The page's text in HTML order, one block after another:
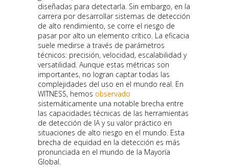
diseñadas para detectarla. Sin embargo, en la
carrera por desarrollar sistemas de detección
de alto rendimiento, se corre el riesgo de
pasar por alto un elemento crítico. La eficacia
suele medirse a través de parámetros
técnicos: precisión, velocidad, escalabilidad y
versatilidad. Aunque estas métricas son
importantes, no logran captar todas las
complejidades del uso en el mundo real. En
WITNESS, hemos observado
sistemáticamente una notable brecha entre
las capacidades técnicas de las herramientas
de detección de IA y su valor práctico en
situaciones de alto riesgo en el mundo. Esta
brecha de equidad en la detección es más
pronunciada en el mundo de la Mayoría
Global.